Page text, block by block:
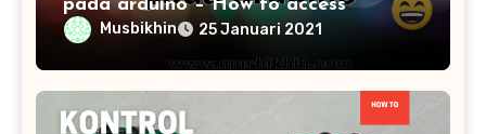
pada arduino – How to access
external eeprom arduino mega
Musbikhin 25 Januari 2021